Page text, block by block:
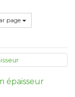
page
épaisseur